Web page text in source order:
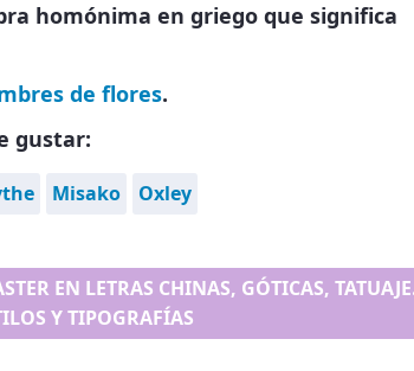
homónima en griego que significa
de flores.
gustar:
Misako Oxley
EN LETRAS CHINAS, GÓTICAS,
Y TIPOGRAFÍAS